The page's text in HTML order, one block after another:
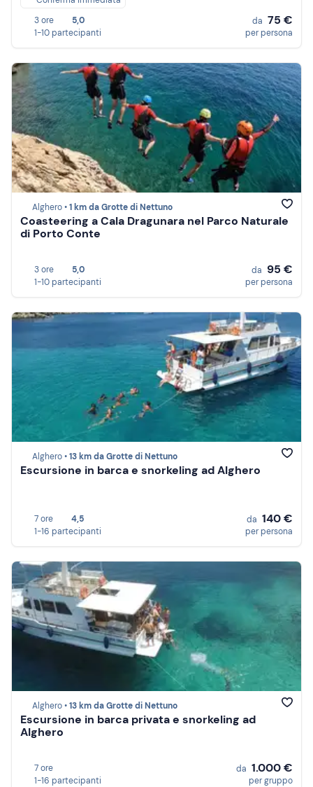
3 ore
5,0
1-10 partecipanti
da 75 €
per persona
Alghero •1 km da Grotte di Nettuno
Coasteering a Cala Dragunara nel Parco Naturale
di Porto Conte
3 ore
5,0
1-10 partecipanti
da 95 €
per persona
Alghero •13 km da Grotte di Nettuno
Escursione in barca e snorkeling ad Alghero
7 ore
4,5
1-16 partecipanti
da 140 €
per persona
Alghero •13 km da Grotte di Nettuno
Escursione in barca privata e snorkeling ad
Alghero
7 ore
1-16 partecipanti
da 1.000 €
per gruppo